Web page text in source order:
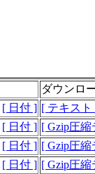
ダウンロ
[ 日付 ] [ テキスト
[ 日付 ] [ Gzip圧
[ 日付 ] [ Gzip圧
[ 日付 ] [ Gzip圧